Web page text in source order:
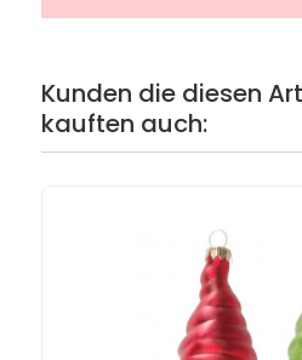
Kunden die diesen
kauften auch: